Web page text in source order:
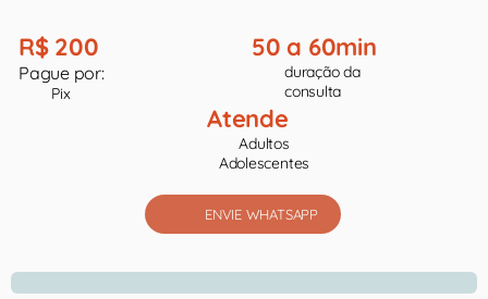
R$ 200
Pague por:
Pix
50 a 60min
duração da
consulta
Atende
Adultos
Adolescentes
ENVIE WHATSAPP